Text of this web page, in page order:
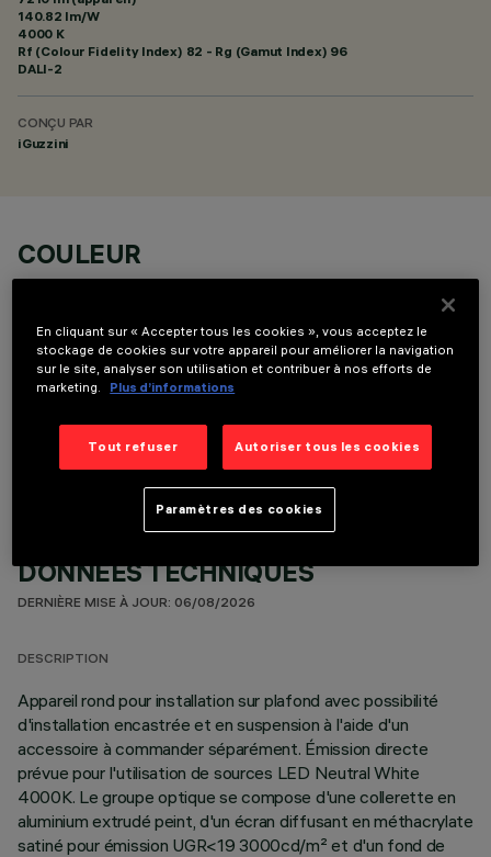
140.82 lm/W
4000 K
Rf (Colour Fidelity Index) 82 - Rg (Gamut Index) 96
DALI-2
CONÇU PAR
iGuzzini
COULEUR
DONNÉES TECHNIQUES
DERNIÈRE MISE À JOUR: 06/08/2026
DESCRIPTION
Appareil rond pour installation sur plafond avec possibilité
d'installation encastrée et en suspension à l'aide d'un
accessoire à commander séparément. Émission directe
prévue pour l'utilisation de sources LED Neutral White
4000K. Le groupe optique se compose d'une collerette en
aluminium extrudé peint, d'un écran diffusant en méthacrylate
satiné pour émission UGR<19 3000cd/m² et d'un fond de
En cliquant sur « Accepter tous les cookies », vous acceptez le
stockage de cookies sur votre appareil pour améliorer la navigation
sur le site, analyser son utilisation et contribuer à nos efforts de
marketing.
Plus d’informations
Tout refuser Autoriser tous les cookies
Paramètres des cookies